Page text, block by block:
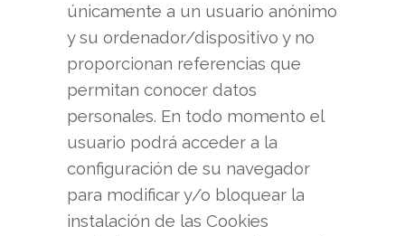
únicamente a un usuario anónimo
y su ordenador/dispositivo y no
proporcionan referencias que
permitan conocer datos
personales. En todo momento el
usuario podrá acceder a la
configuración de su navegador
para modificar y/o bloquear la
instalación de las Cookies